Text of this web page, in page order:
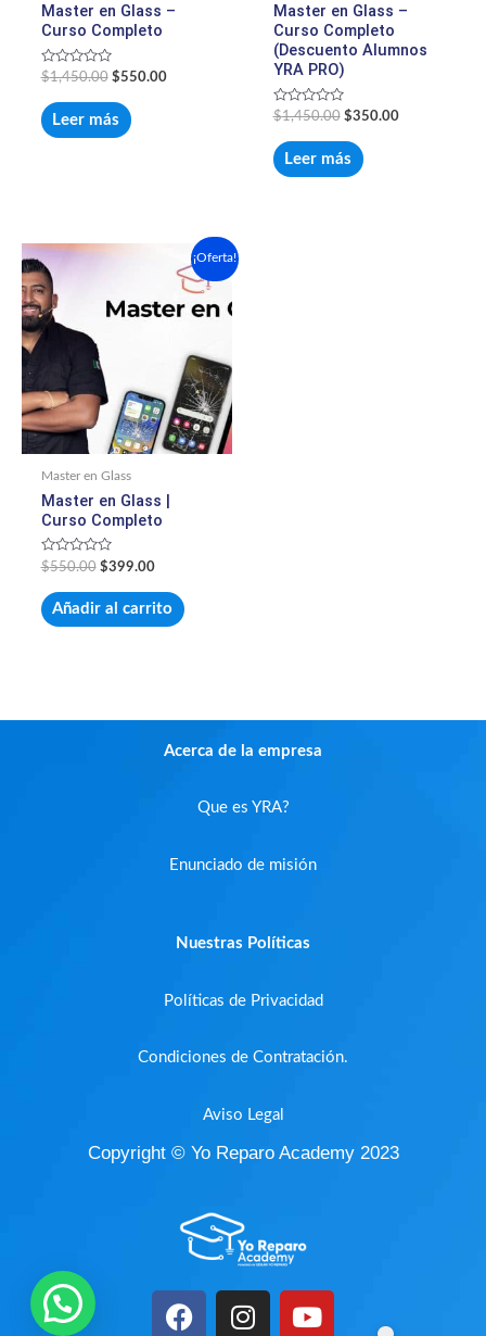
Master en Glass –
Curso Completo
Valorado
con
de
5
$1,450.00 $550.00
Leer más
Master en Glass –
Curso Completo
(Descuento Alumnos
YRA PRO)
Valorado
con
de
5
$1,450.00 $350.00
Leer más
¡Oferta!
Master en Glass
Master en Glass |
Curso Completo
Valorado
con
de
5
$550.00
El
era:
$399.00
precio
actual
es:
Añadir al carrito
Acerca de la empresa
Que es YRA?
Enunciado de misión
Nuestras Políticas
Políticas de Privacidad
Condiciones de Contratación.
Aviso Legal
Copyright © Yo Reparo Academy 2023
F
a
I
n
Y
o